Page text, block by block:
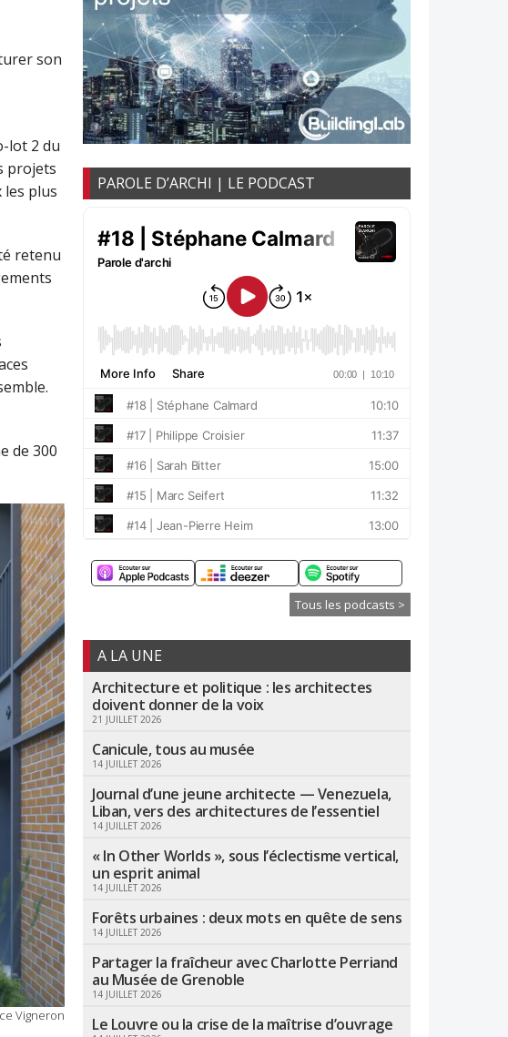
son
lot 2 du
projets
plus
retenu
de 300
Vigneron
PAROLE D’ARCHI | LE PODCAST
Tous les podcasts >
A LA UNE
Architecture et politique : les architectes
doivent donner de la voix
21 JUILLET 2026
Canicule, tous au musée
14 JUILLET 2026
Journal d’une jeune architecte — Venezuela,
Liban, vers des architectures de l’essentiel
14 JUILLET 2026
« In Other Worlds », sous l’éclectisme vertical,
un esprit animal
14 JUILLET 2026
Forêts urbaines : deux mots en quête de sens
14 JUILLET 2026
Partager la fraîcheur avec Charlotte Perriand
au Musée de Grenoble
14 JUILLET 2026
Le Louvre ou la crise de la maîtrise d’ouvrage